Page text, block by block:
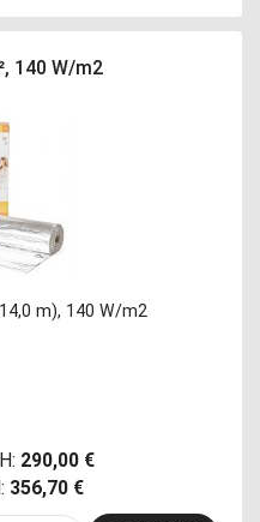
140 W/m2
m), 140 W/m2
290,00 €
356,70 €